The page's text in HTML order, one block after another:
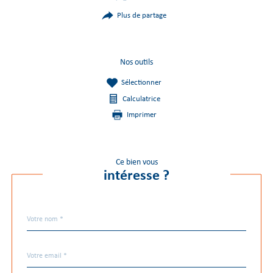
Plus de partage
Nos outils
Sélectionner
Calculatrice
Imprimer
Ce bien vous
intéresse ?
*
*